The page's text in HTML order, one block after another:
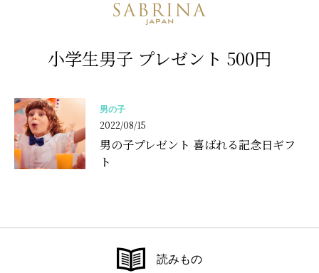
小学生男子 プレゼント 500円
男の子
2022/08/15
男の子プレゼント 喜ばれる記念日ギフ
ト
読みもの